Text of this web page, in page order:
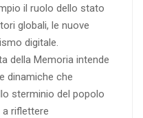
il ruolo dello stato
globali, le nuove
digitale.
della Memoria intende
dinamiche che
sterminio del popolo
riflettere